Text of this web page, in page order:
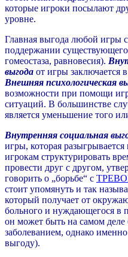
которые игроки посылают
уровне.
Главная выгода любой игры
поддержании
гомеостаза, равновесия).
выгода от игры заключается
Внешняя психологическая
возможности при помощи
ситуаций. В большинстве
является уменьшение того
Внутренняя социальная
игры, которая
игрокам структурировать
провести друг с другом,
говорить о „борьбе“ с
стоит упомянуть и так
который получает от
больного и нуждающегося в
он может быть на самом
заболеванием, однако
выгоду).